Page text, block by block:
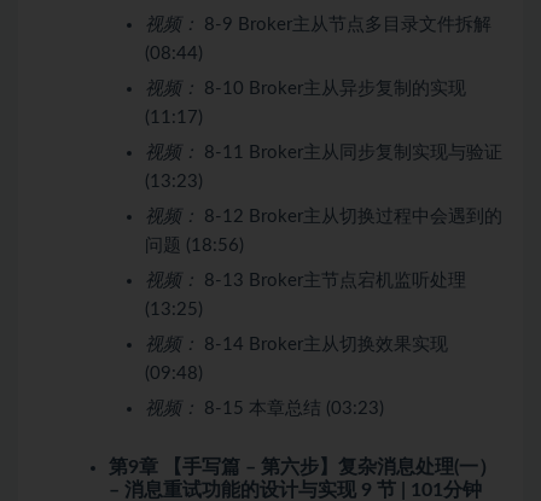
视频：
8-9 Broker主从节点多目录文件拆解
(08:44)
视频：
8-10 Broker主从异步复制的实现
(11:17)
视频：
8-11 Broker主从同步复制实现与验证
(13:23)
视频：
8-12 Broker主从切换过程中会遇到的
问题 (18:56)
视频：
8-13 Broker主节点宕机监听处理
(13:25)
视频：
8-14 Broker主从切换效果实现
(09:48)
视频：
8-15 本章总结 (03:23)
第9章 【手写篇 – 第六步】复杂消息处理(一）
– 消息重试功能的设计与实现 9 节 | 101分钟